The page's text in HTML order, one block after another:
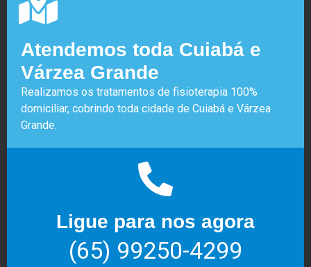
Atendemos toda Cuiabá e
Várzea Grande
Realizamos os tratamentos de fisioterapia 100%
domiciliar, cobrindo toda cidade de Cuiabá e Várzea
Grande.
Ligue para nos agora
(65) 99250-4299